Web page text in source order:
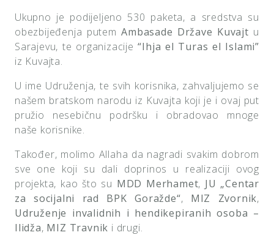
Ukupno je podijeljeno 530 paketa, a sredstva su
obezbijeđenja putemAmbasade Države Kuvajt u
Sarajevu, te organizacije“Ihja el Turas el Islami”
iz Kuvajta.
U ime Udruženja, te svih korisnika, zahvaljujemo se
našem bratskom narodu iz Kuvajta koji je i ovaj put
pružio nesebičnu podršku i obradovao mnoge
naše korisnike.
Također, molimo Allaha da nagradi svakim dobrom
sve one koji su dali doprinos u realizaciji ovog
projekta, kao što su MDD Merhamet, JU „Centar
za socijalni rad BPK Goražde“, MIZ Zvornik,
Udruženje invalidnih i hendikepiranih osoba –
Ilidža, MIZ Travnik i drugi.